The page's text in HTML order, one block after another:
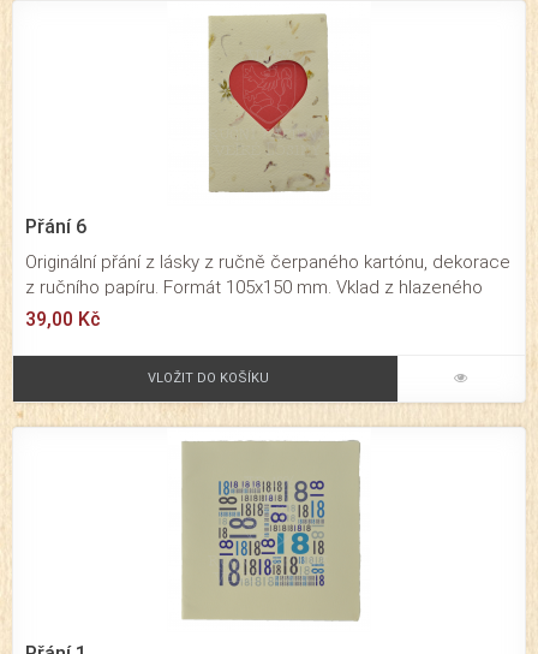
Přání 6
Originální přání z lásky z ručně čerpaného kartónu, dekorace
z ručního papíru. Formát 105x150 mm. Vklad z hlazeného
papíru v červené barvě. Barva přání dekorační s květy.
rodinné příležitosti. Působí velmi originálním dojmem. Baleno
je společně s obálkou v průhledné celofánové fólii.
39,00 Kč
VLOŽIT DO KOŠÍKU